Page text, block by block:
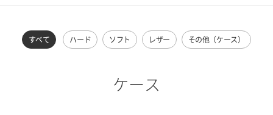
すべて ハード ソフト レザー その他（ケース）
ケース